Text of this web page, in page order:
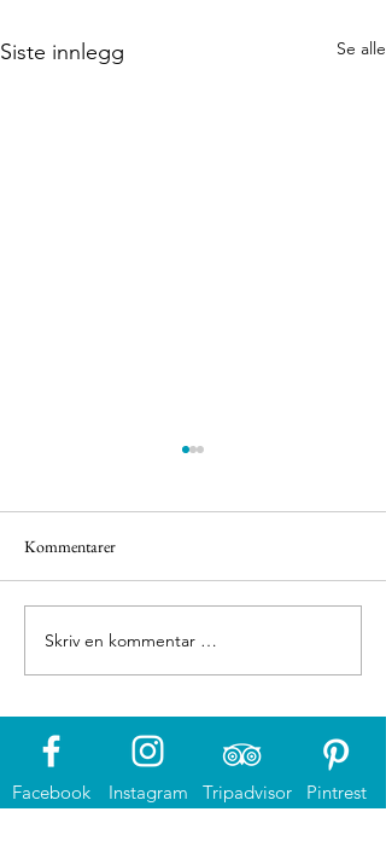
Siste innlegg Se alle
Eigerøy fyr
Kommentarer
Skriv en kommentar …
Facebook Instagram Pintrest
Tripadvisor